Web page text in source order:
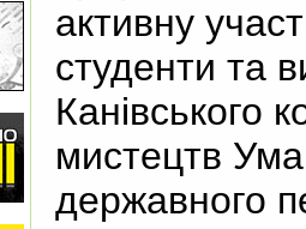
активну
студенти та
Канівського
мистецтв
державного